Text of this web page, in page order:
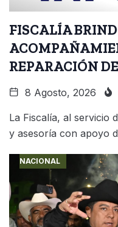
FISCALÍA
REPARACIÓN
8 Agosto, 2026
La Fiscalía, al servicio
y asesoría con apoyo
NACIONAL